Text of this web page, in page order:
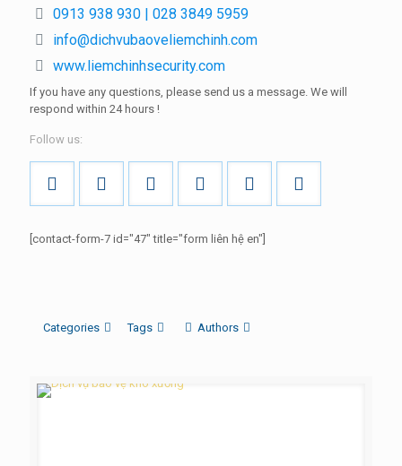
0913 938 930 | 028 3849 5959
info@dichvubaoveliemchinh.com
www.liemchinhsecurity.com
If you have any questions, please send us a message. We will
respond within 24 hours !
Follow us:
[contact-form-7 id="47" title="form liên hệ en"]
Categories Tags Authors